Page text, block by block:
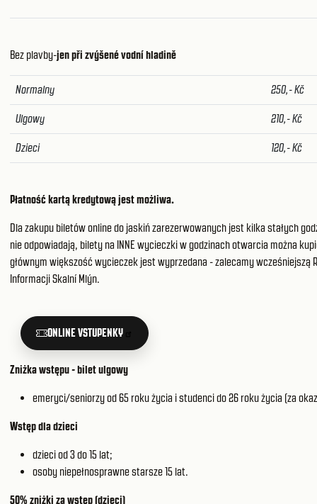
Bez plavby-jen při zvýšené vodní hladině
Normalny 250,- Kč
Ulgowy 210,- Kč
Dzieci 120,- Kč
Płatność kartą kredytową jest możliwa.
Dla zakupu biletów online do jaskiń zarezerwowanych jest kilka stałych
nie odpowiadają, bilety na INNE wycieczki w godzinach otwarcia można
głównym większość wycieczek jest wyprzedana - zalecamy wcześniejszą
Informacji Skalní Mlýn.
ONLINE VSTUPENKY
Zniżka wstępu - bilet ulgowy
emeryci/seniorzy od 65 roku życia i studenci do 26 roku życia (za
Wstęp dla dzieci
dzieci od 3 do 15 lat;
osoby niepełnosprawne starsze 15 lat.
50% zniżki za wstęp (dzieci)